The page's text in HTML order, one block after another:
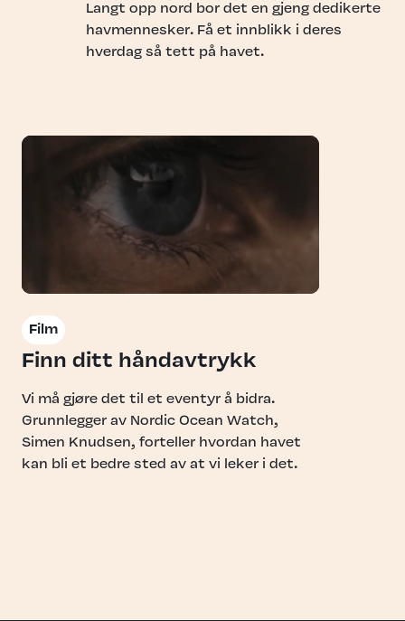
Langt opp nord bor det en gjeng dedikerte
havmennesker. Få et innblikk i deres
hverdag så tett på havet.
Film
Finn ditt håndavtrykk
Vi må gjøre det til et eventyr å bidra.
Grunnlegger av Nordic Ocean Watch,
Simen Knudsen, forteller hvordan havet
kan bli et bedre sted av at vi leker i det.